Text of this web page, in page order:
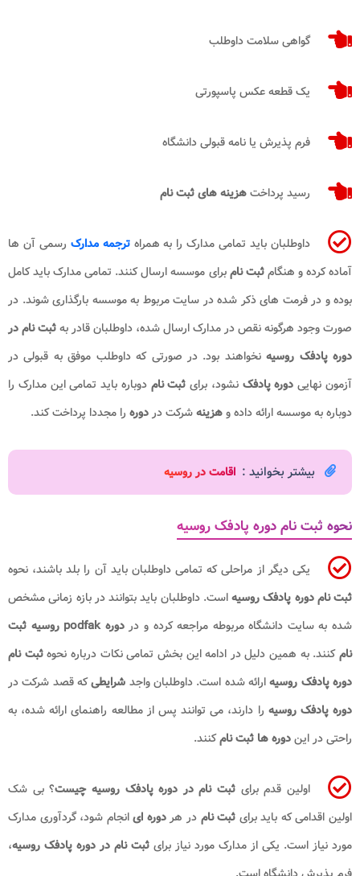
گواهی سلامت داوطلب
یک قطعه عکس پاسپورتی
فرم پذیرش یا نامه قبولی دانشگاه
رسید پرداختهزینه های ثبت نام
داوطلبان باید تمامی مدارک را به همراهترجمه مدارک رسمی آن ها
آماده کرده و هنگامثبت نامبرای موسسه ارسال کنند. تمامی مدارک باید کامل
بوده و در فرمت های ذکر شده در سایت مربوط به موسسه بارگذاری شوند. در
صورت وجود هرگونه نقص در مدارک ارسال شده، داوطلبان قادر بهثبت نام در
دوره پادفک روسیهنخواهند بود. در صورتی که داوطلب موفق به قبولی در
آزمون نهایی دوره پادفکنشود، برایثبت نام دوباره باید تمامی این مدارک را
دوباره به موسسه ارائه داده وهزینهشرکت دردوره را مجددا پرداخت کند.
بیشتر بخوانید : اقامت در روسیه
نحوه ثبت نام دوره پادفک روسیه
یکی دیگر از مراحلی که تمامی داوطلبان باید آن را بلد باشند، نحوه
ثبت نام دوره پادفک روسیهاست. داوطلبان باید بتوانند در بازه زمانی مشخص
شده به سایت دانشگاه مربوطه مراجعه کرده و دردورهpodfak روسیه ثبت
نامکنند. به همین دلیل در ادامه این بخش تمامی نکات درباره نحوهثبت نام
دوره پادفک روسیهارائه شده است. داوطلبان واجد شرایطیکه قصد شرکت در
دوره پادفک روسیه را دارند، می توانند پس از مطالعه راهنمای ارائه شده، به
راحتی در ایندوره ها ثبت نامکنند.
اولین قدم برای ثبت نام در دوره پادفک روسیه چیست؟ بی شک
اولین اقدامی که باید برای ثبت نام در هردوره ایانجام شود، گردآوری مدارک
مورد نیاز است. یکی از مدارک مورد نیاز برای ثبت نام در دوره پادفک روسیه،